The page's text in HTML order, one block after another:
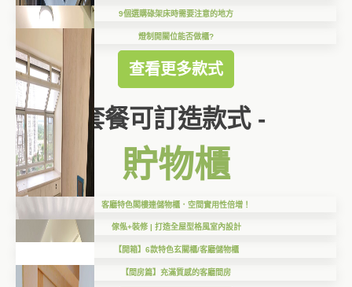
9個選購碌架床時需要注意的地方
燈制開關位能否做櫃?
查看更多款式
套餐可訂造款式 -
貯物櫃
客廳特色閣樓連儲物櫃．空間實用性倍增！
傢俬+裝修 | 打造全屋型格風室內設計
【開箱】6款特色玄關櫃/客廳儲物櫃
【間房篇】充滿質感的客廳間房